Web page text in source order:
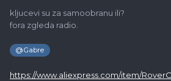
kljucevi su za samoobranu ili?
fora zgleda radio.
@Gabre
https://www.aliexpress.com/item/